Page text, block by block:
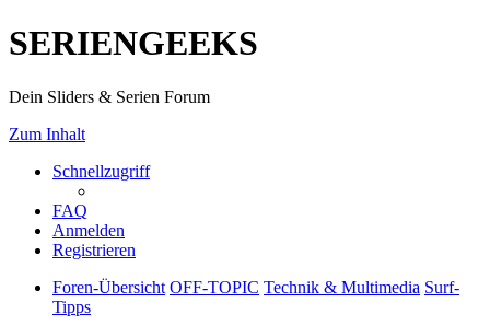
SERIENGEEKS
Dein Sliders & Serien Forum
Zum Inhalt
Schnellzugriff
FAQ
Anmelden
Registrieren
Foren-Übersicht OFF-TOPIC Technik & Multimedia Surf-
Tipps